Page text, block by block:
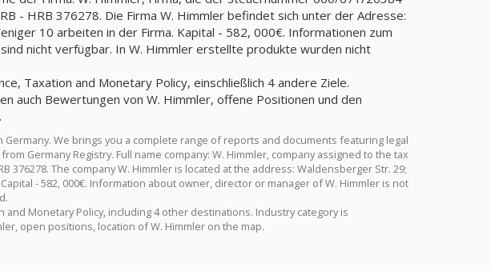
- HRB 376278. Die Firma W. Himmler befindet sich unter der Adresse:
nicht verfügbar. In W. Himmler erstellte produkte wurden nicht
Taxation and Monetary Policy, einschließlich 4 andere Ziele.
auch Bewertungen von W. Himmler, offene Positionen und den
Germany. We brings you a complete range of reports and documents featuring legal
Germany Registry. Full name company: W. Himmler, company assigned to the tax
376278. The company W. Himmler is located at the address: Waldensberger Str. 29;
and Monetary Policy, including 4 other destinations. Industry category is
open positions, location of W. Himmler on the map.